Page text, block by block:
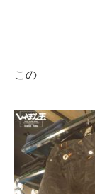
この